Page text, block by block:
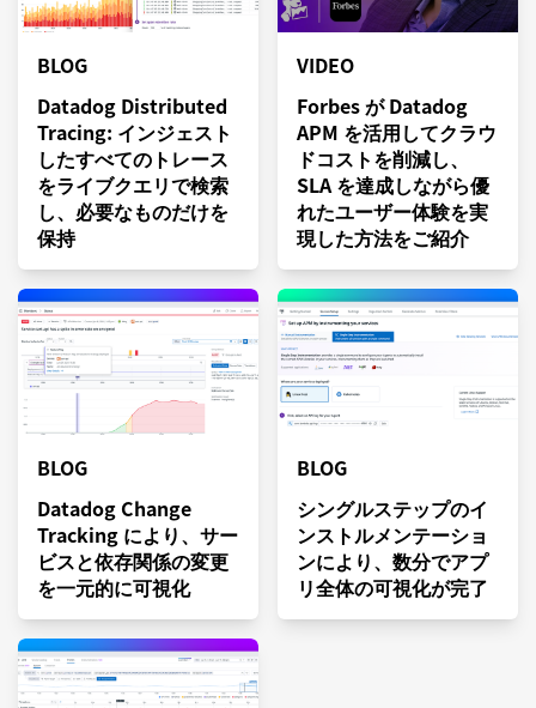
BLOG
Datadog Distributed
Tracing: インジェスト
したすべてのトレース
をライブクエリで検索
し、必要なものだけを
保持
VIDEO
Forbes が Datadog
APM を活用してクラウ
ドコストを削減し、
SLA を達成しながら優
れたユーザー体験を実
現した方法をご紹介
BLOG
Datadog Change
Tracking により、サー
ビスと依存関係の変更
を一元的に可視化
BLOG
シングルステップのイ
ンストルメンテーショ
ンにより、数分でアプ
リ全体の可視化が完了